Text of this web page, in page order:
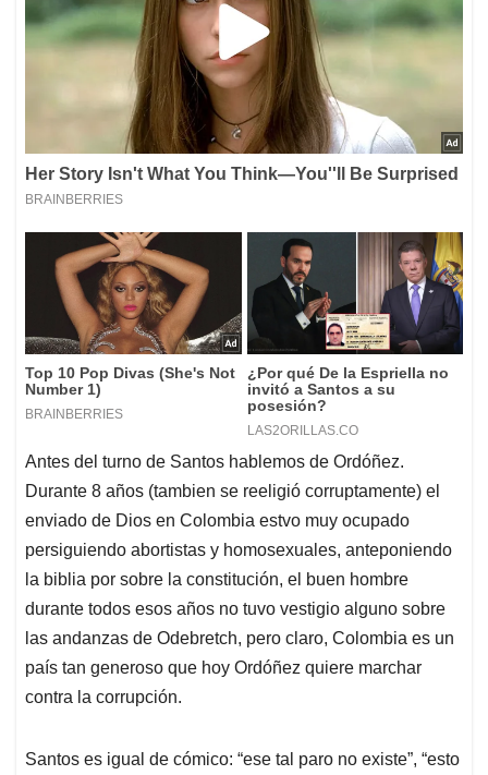
Antes del turno de Santos hablemos de Ordóñez.
Durante 8 años (tambien se reeligió corruptamente) el
enviado de Dios en Colombia estvo muy ocupado
persiguiendo abortistas y homosexuales, anteponiendo
la biblia por sobre la constitución, el buen hombre
durante todos esos años no tuvo vestigio alguno sobre
las andanzas de Odebretch, pero claro, Colombia es un
país tan generoso que hoy Ordóñez quiere marchar
contra la corrupción.
Santos es igual de cómico: “ese tal paro no existe”, “esto